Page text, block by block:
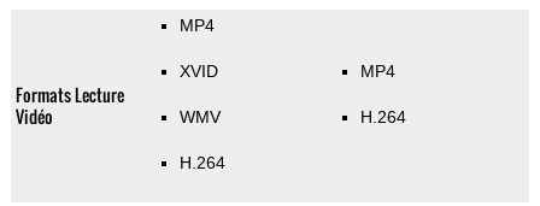
Formats Lecture
Vidéo
MP4
XVID
WMV
H.264
MP4
H.264